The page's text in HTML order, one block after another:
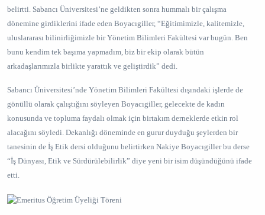
belirtti. Sabancı Üniversitesi’ne geldikten sonra hummalı bir çalışma
dönemine girdiklerini ifade eden Boyacıgiller, “Eğitimimizle, kalitemizle,
uluslararası bilinirliğimizle bir Yönetim Bilimleri Fakültesi var bugün. Ben
bunu kendim tek başıma yapmadım, biz bir ekip olarak bütün
arkadaşlarımızla birlikte yarattık ve geliştirdik” dedi.
Sabancı Üniversitesi’nde Yönetim Bilimleri Fakültesi dışındaki işlerde de
gönüllü olarak çalıştığını söyleyen Boyacıgiller, gelecekte de kadın
konusunda ve topluma faydalı olmak için birtakım derneklerde etkin rol
alacağını söyledi. Dekanlığı döneminde en gurur duyduğu şeylerden bir
tanesinin de İş Etik dersi olduğunu belirtirken Nakiye Boyacıgiller bu derse
“İş Dünyası, Etik ve Sürdürülebilirlik” diye yeni bir isim düşündüğünü ifade
etti.